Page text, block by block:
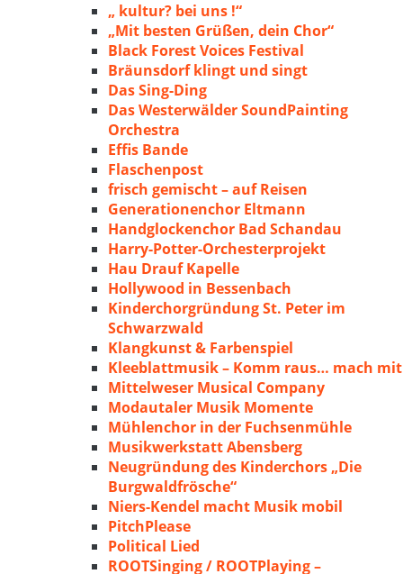
„ kultur? bei uns !“
„Mit besten Grüßen, dein Chor“
Black Forest Voices Festival
Bräunsdorf klingt und singt
Das Sing-Ding
Das Westerwälder SoundPainting
Orchestra
Effis Bande
Flaschenpost
frisch gemischt – auf Reisen
Generationenchor Eltmann
Handglockenchor Bad Schandau
Harry-Potter-Orchesterprojekt
Hau Drauf Kapelle
Hollywood in Bessenbach
Kinderchorgründung St. Peter im
Schwarzwald
Klangkunst & Farbenspiel
Kleeblattmusik – Komm raus… mach mit
Mittelweser Musical Company
Modautaler Musik Momente
Mühlenchor in der Fuchsenmühle
Musikwerkstatt Abensberg
Neugründung des Kinderchors „Die
Burgwaldfrösche“
Niers-Kendel macht Musik mobil
PitchPlease
Political Lied
ROOTSinging / ROOTPlaying –